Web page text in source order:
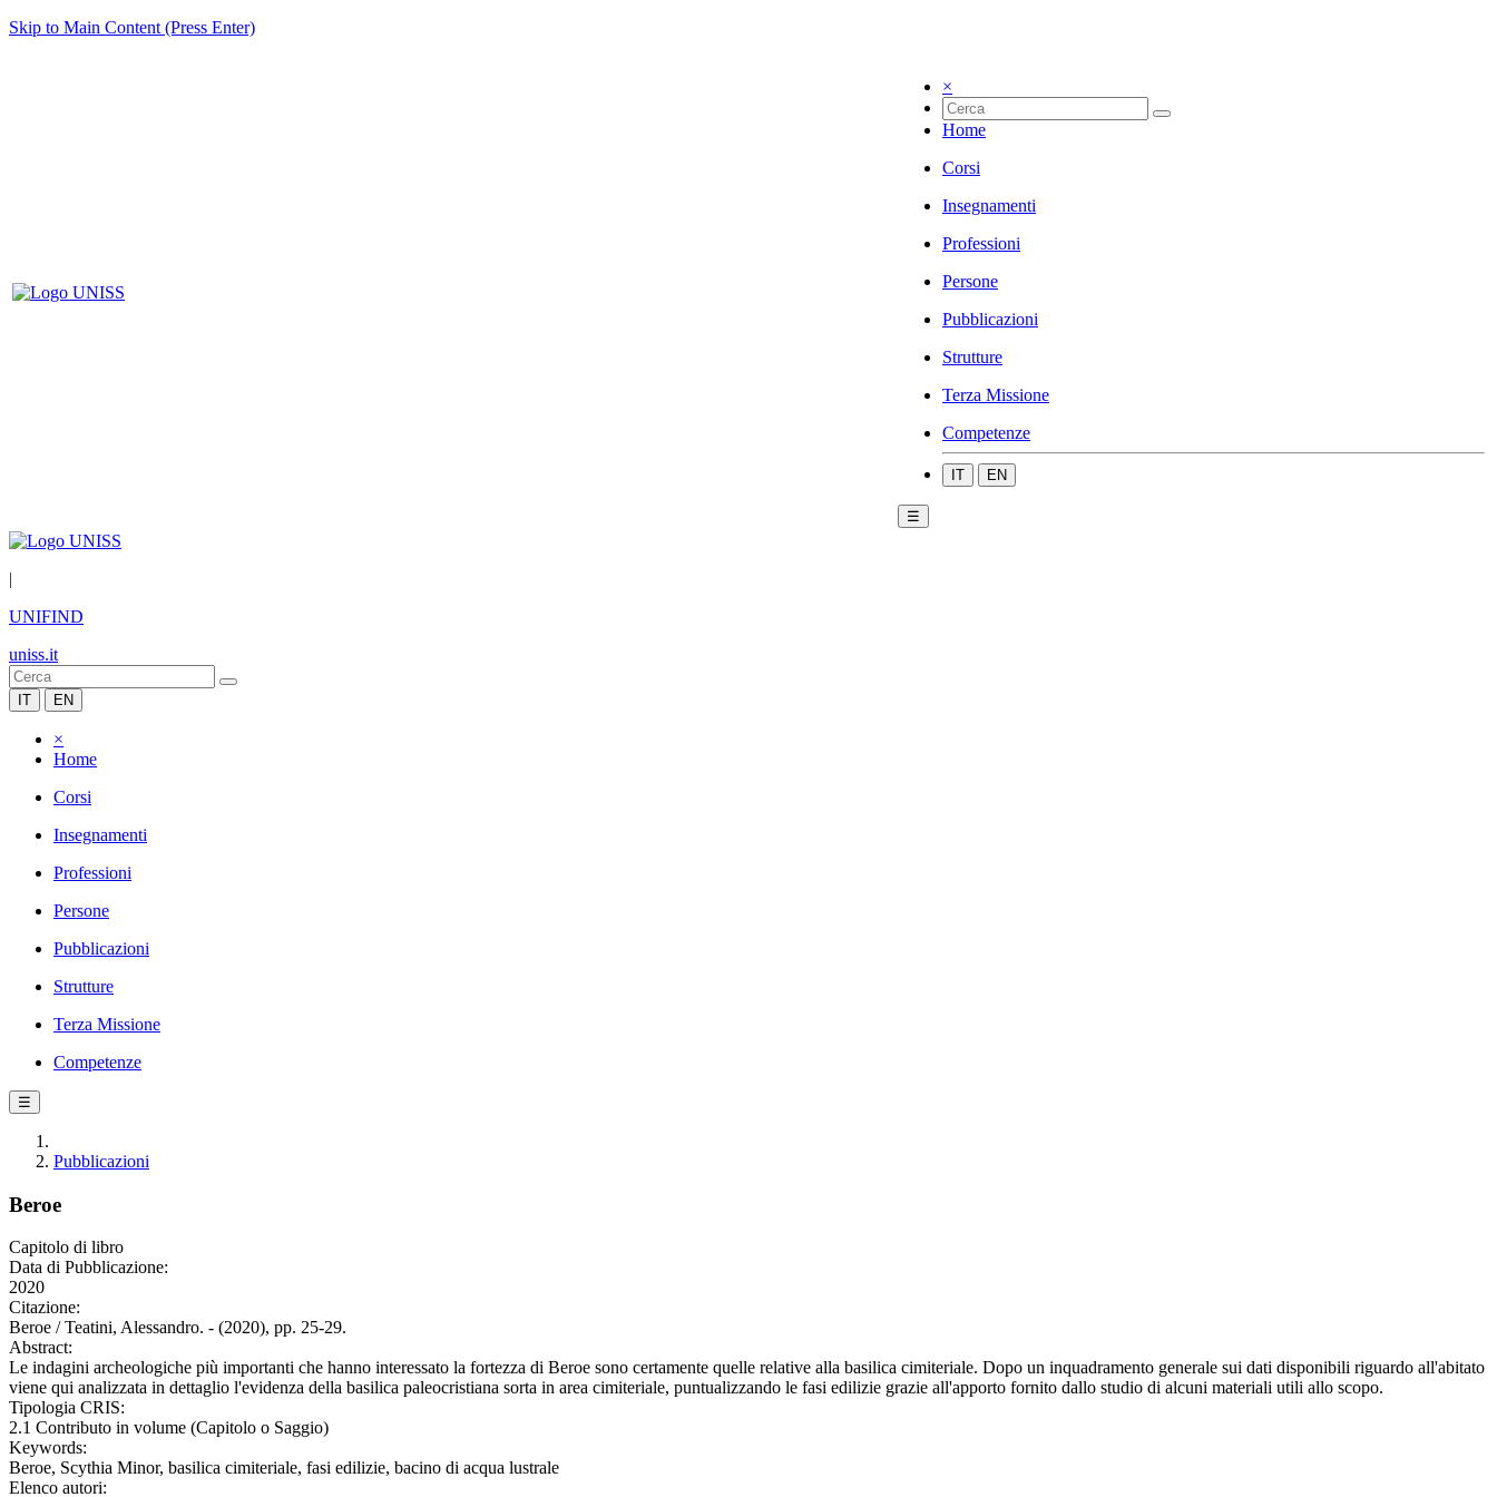
Skip to Main Content (Press Enter)
×
Home
Corsi
Insegnamenti
Professioni
Persone
Pubblicazioni
Strutture
Terza Missione
Competenze
IT EN
☰
|
UNIFIND
uniss.it
IT EN
×
Home
Corsi
Insegnamenti
Professioni
Persone
Pubblicazioni
Strutture
Terza Missione
Competenze
☰
Pubblicazioni
Beroe
Capitolo di libro
Data di Pubblicazione:
2020
Citazione:
Beroe / Teatini, Alessandro. - (2020), pp. 25-29.
Abstract:
Le indagini archeologiche più importanti che hanno interessato la fortezza di Beroe sono certamente quelle relative alla basilica cimiteriale. Dopo un inquadramento generale sui dati disponibili riguardo all'abitato
viene qui analizzata in dettaglio l'evidenza della basilica paleocristiana sorta in area cimiteriale, puntualizzando le fasi edilizie grazie all'apporto fornito dallo studio di alcuni materiali utili allo scopo.
Tipologia CRIS:
2.1 Contributo in volume (Capitolo o Saggio)
Keywords:
Beroe, Scythia Minor, basilica cimiteriale, fasi edilizie, bacino di acqua lustrale
Elenco autori: